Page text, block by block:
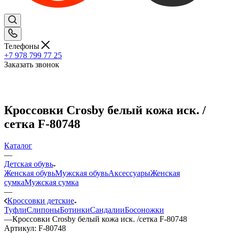
Телефоны
+7 978 799 77 25
Заказать звонок
Кроссовки Crosby белый кожа иск. /
сетка F-80748
Каталог
—
Детская обувь
Женская обувьМужская обувьАксессуарыЖенская
сумкаМужская сумка
—
Кроссовки детские
ТуфлиСлипоныБотинкиСандалииБосоножки
—Кроссовки Crosby белый кожа иск. /сетка F-80748
Артикул: F-80748